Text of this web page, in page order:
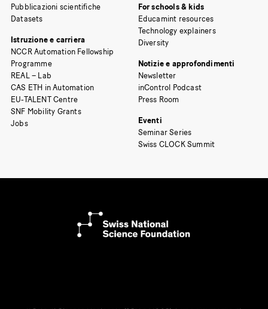
Pubblicazioni scientifiche
Datasets
Istruzione e carriera
NCCR Automation Fellowship
Programme
REAL – Lab
CAS ETH in Automation
EU-TALENT Centre
SNF Mobility Grants
Jobs
For schools & kids
Educamint resources
Technology explainers
Diversity
Notizie e approfondimenti
Newsletter
inControl Podcast
Press Room
Eventi
Seminar Series
Swiss CLOCK Summit